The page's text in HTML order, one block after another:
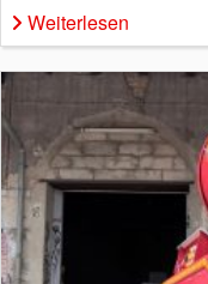
Weiterlesen